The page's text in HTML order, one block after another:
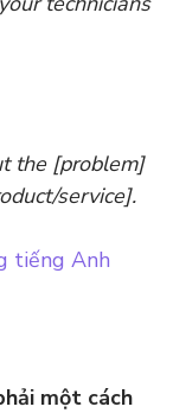
the [problem]
service].
tiếng Anh
một cách